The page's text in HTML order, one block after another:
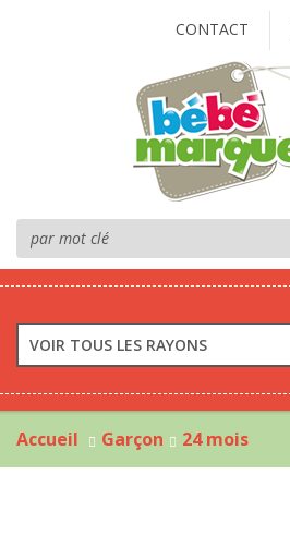
CONTACT
VOIR TOUS LES RAYONS
Accueil Garçon 24 mois